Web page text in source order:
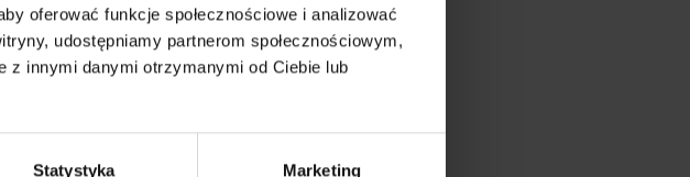
oferować funkcje społecznościowe i analizować
udostępniamy partnerom społecznościowym,
z innymi danymi otrzymanymi od Ciebie lub
Statystyka Marketing
>>